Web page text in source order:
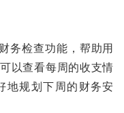
务检查功能，帮助用
以查看每周的收支情
地规划下周的财务安